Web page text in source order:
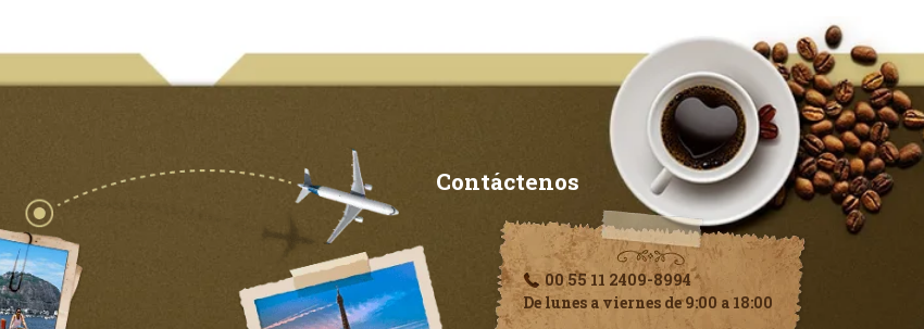
Contáctenos
00 55 11 2409-8994
De lunes a viernes de 9:00 a 18:00